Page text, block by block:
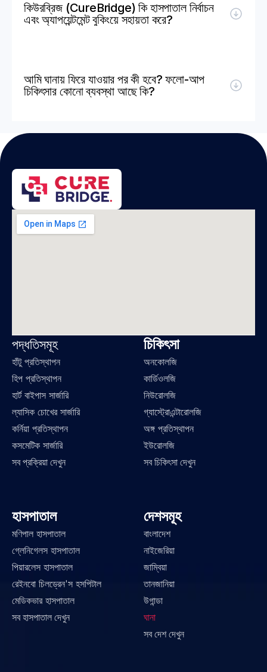
কিউরব্রিজ (CureBridge) কি হাসপাতাল নির্বাচন
এবং অ্যাপয়েন্টমেন্ট বুকিংয়ে সহায়তা করে?
আমি ঘানায় ফিরে যাওয়ার পর কী হবে? ফলো-আপ
চিকিৎসার কোনো ব্যবস্থা আছে কি?
পদ্ধতিসমূহ
হাঁটু প্রতিস্থাপন
হিপ প্রতিস্থাপন
হার্ট বাইপাস সার্জারি
ল্যাসিক চোখের সার্জারি
কর্নিয়া প্রতিস্থাপন
কসমেটিক সার্জারি
সব প্রক্রিয়া দেখুন
চিকিৎসা
অনকোলজি
কার্ডিওলজি
নিউরোলজি
গ্যাস্ট্রোএন্টারোলজি
অঙ্গ প্রতিস্থাপন
ইউরোলজি
সব চিকিৎসা দেখুন
হাসপাতাল
মণিপাল হাসপাতাল
গ্লেনিগেলস হাসপাতাল
পিয়ারলেস হাসপাতাল
রেইনবো চিলড্রেন'স হসপিটাল
মেডিকভার হাসপাতাল
সব হাসপাতাল দেখুন
দেশসমূহ
বাংলাদেশ
নাইজেরিয়া
জাম্বিয়া
তানজানিয়া
উগান্ডা
ঘানা
সব দেশ দেখুন